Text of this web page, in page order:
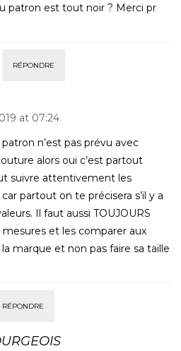
patron est tout noir ? Merci pr
RÉPONDRE
at 07:24
n’est pas prévu avec
alors oui c’est partout
suivre attentivement les
partout on te précisera s’il y a
Il faut aussi TOUJOURS
mesures et les comparer aux
marque et non pas faire sa taille
RÉPONDRE